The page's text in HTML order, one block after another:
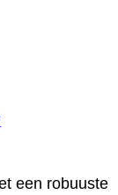
een robuuste